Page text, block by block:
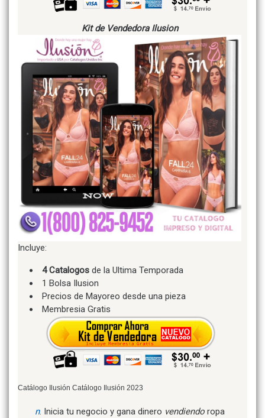
Kit de Vendedora Ilusion
Incluye:
4 Catalogos de la Ultima Temporada
1 Bolsa Ilusion
Precios de Mayoreo desde una pieza
Membresia Gratis
Catálogo Ilusión Catálogo Ilusión 2023
n. Inicia tu negocio y gana dinero vendiendoropa